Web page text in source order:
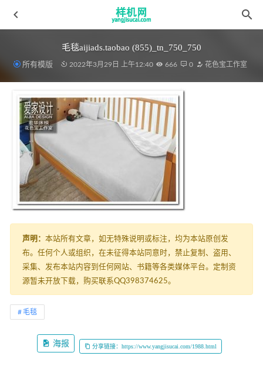
毛毯aijiads.taobao (855)_tn_750_750
所有模版 2022年3月29日 上午12:40 666 0 花色宝工作室
声明： 本站所有文章，如无特殊说明或标注，均为本站原创发
布。任何个人或组织，在未征得本站同意时，禁止复制、盗用、
采集、发布本站内容到任何网站、书籍等各类媒体平台。定制资
源暂未开放下载，购买联系QQ398374625。
毛毯
海报 分享链接：https://www.yangjisucai.com/1988.html
窗帘花色宝(2542)智能效果
2022-04-08
荷叶边aijiads.taobao (1109)
2022-03-31
毛毯aijiads.taobao (635)_750_750
2022-03-28
凉席花色宝(2255)智能效果
2022-03-30
绗缝被aijiads.taobao (1173) 2022-03-19